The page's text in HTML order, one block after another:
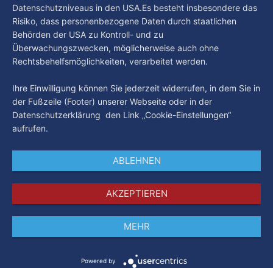
Datenschutz
Datenschutzniveaus in den USA.Es besteht insbesondere das
Risiko, dass personenbezogene Daten durch staatlichen
Behörden der USA zu Kontroll- und zu
Überwachungszwecken, möglicherweise auch ohne
Rechtsbehelfsmöglichkeiten, verarbeitet werden.
Ihre Einwilligung können Sie jederzeit widerrufen, in dem Sie in
der Fußzeile (Footer) unserer Webseite oder in der
Datenschutzerklärung den Link „Cookie-Einstellungen“
aufrufen.
ABLEHNEN
AKZEPTIEREN
MEHR
Powered by